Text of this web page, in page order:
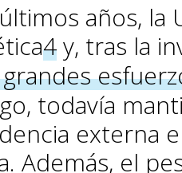
años, la
4y, tras la
todavía
externa
Además, el